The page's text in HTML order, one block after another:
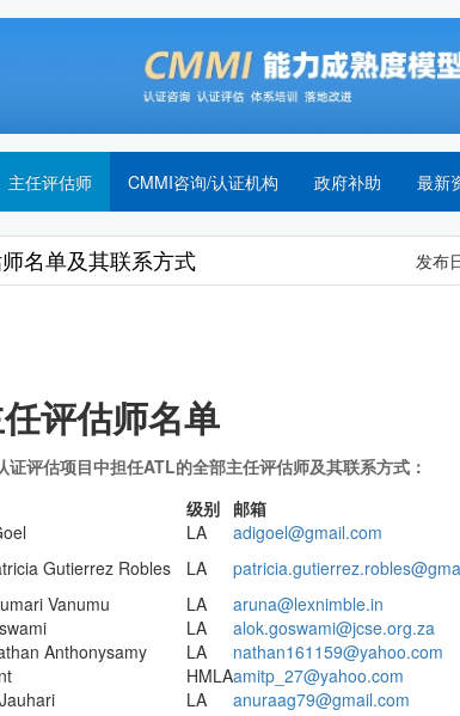
主任评估师 CMMI咨询/认证机构 政府补助 最新
名单及其联系方式 发布
评估师名单
评估项目中担任ATL的全部主任评估师及其联系方式：
级别 邮箱
LA
adigoel@gmail.com
Gutierrez Robles LA
Vanumu LA
aruna@lexnimble.in
LA
alok.goswami@jcse.org.za
Anthonysamy LA
nathan161159@yahoo.com
HMLAamitp_27@yahoo.com
LA
anuraag79@gmail.com